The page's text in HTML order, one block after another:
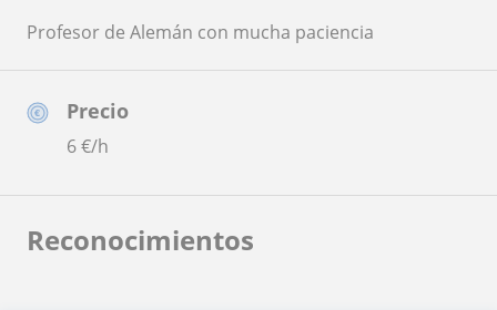
Precio
6€/h
Profesor de Alemán con mucha paciencia
Reconocimientos